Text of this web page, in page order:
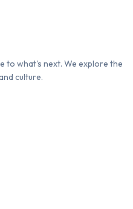
to what's next. We explore the
culture.